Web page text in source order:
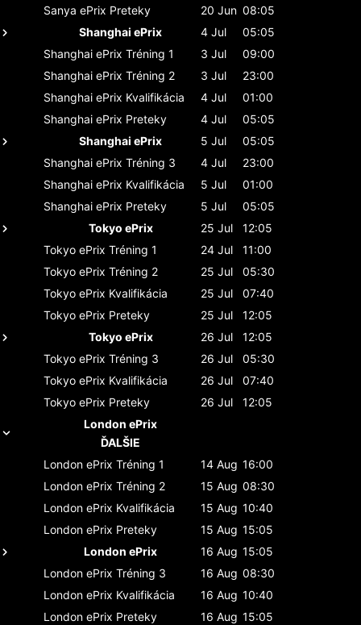
Sanya ePrix Preteky 20 Jun 08:05
Shanghai ePrix
4 Jul
05:05
Shanghai ePrix Tréning 1 3 Jul
09:00
Shanghai ePrix Tréning 2 3 Jul
23:00
Shanghai ePrix Kvalifikácia 4 Jul
01:00
Shanghai ePrix Preteky 4 Jul
05:05
Shanghai ePrix
5 Jul
05:05
Shanghai ePrix Tréning 3 4 Jul
23:00
Shanghai ePrix Kvalifikácia 5 Jul
01:00
Shanghai ePrix Preteky 5 Jul
05:05
Tokyo ePrix
25 Jul
12:05
Tokyo ePrix Tréning 1 24 Jul
11:00
Tokyo ePrix Tréning 2 25 Jul
05:30
Tokyo ePrix Kvalifikácia 25 Jul
07:40
Tokyo ePrix Preteky 25 Jul
12:05
Tokyo ePrix
26 Jul
12:05
Tokyo ePrix Tréning 3 26 Jul
05:30
Tokyo ePrix Kvalifikácia 26 Jul
07:40
Tokyo ePrix Preteky 26 Jul
12:05
London ePrix
ĎALŠIE
London ePrix Tréning 1 14 Aug 16:00
London ePrix Tréning 2 15 Aug 08:30
London ePrix Kvalifikácia 15 Aug 10:40
London ePrix Preteky 15 Aug 15:05
London ePrix
16 Aug 15:05
London ePrix Tréning 3 16 Aug 08:30
London ePrix Kvalifikácia 16 Aug 10:40
London ePrix Preteky 16 Aug 15:05